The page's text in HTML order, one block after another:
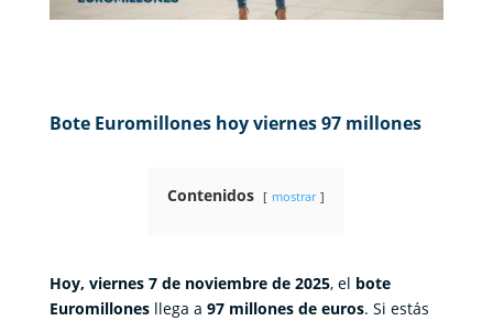
Bote Euromillones hoy viernes 97 millones
Contenidos mostrar
Hoy, viernes 7 de noviembre de 2025, el bote
Euromillonesllega a 97 millones de euros. Si estás